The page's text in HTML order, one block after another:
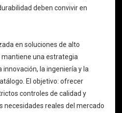
deben convivir en
en soluciones de alto
una estrategia
la ingeniería y la
El objetivo: ofrecer
controles de calidad y
necesidades reales del mercado